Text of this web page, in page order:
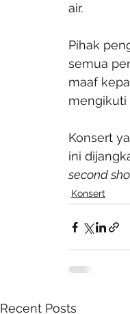
air.
Pihak
semua
maaf
mengikuti
Konsert
ini
second
Konsert
Recent Posts